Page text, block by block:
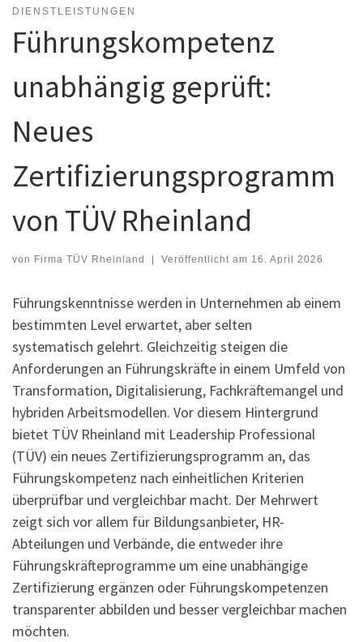
DIENSTLEISTUNGEN
Führungskompetenz
unabhängig geprüft:
Neues
Zertifizierungsprogramm
von TÜV Rheinland
von Firma TÜV Rheinland Veröffentlicht am 16. April 2026
Führungskenntnisse werden in Unternehmen ab einem
bestimmten Level erwartet, aber selten
systematisch gelehrt. Gleichzeitig steigen die
Anforderungen an Führungskräfte in einem Umfeld von
Transformation, Digitalisierung, Fachkräftemangel und
hybriden Arbeitsmodellen. Vor diesem Hintergrund
bietet TÜV Rheinland mit Leadership Professional
(TÜV) ein neues Zertifizierungsprogramm an, das
Führungskompetenz nach einheitlichen Kriterien
überprüfbar und vergleichbar macht. Der Mehrwert
zeigt sich vor allem für Bildungsanbieter, HR-
Abteilungen und Verbände, die entweder ihre
Führungskräfteprogramme um eine unabhängige
Zertifizierung ergänzen oder Führungskompetenzen
transparenter abbilden und besser vergleichbar machen
möchten.